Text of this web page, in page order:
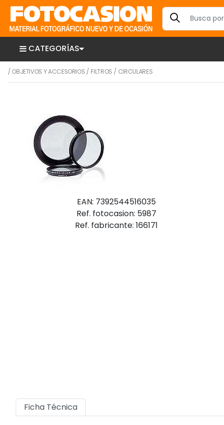
CATEGORÍAS
/ OBJETIVOS Y ACCESORIOS / FILTROS / CIRCULARES
EAN: 7392544516035
Ref. fotocasion: 5987
Ref. fabricante: 166171
Ficha Técnica